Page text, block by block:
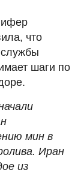
что
шаги по
мин в
Иран
из